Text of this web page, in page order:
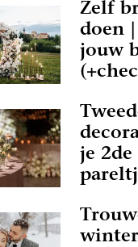
Zelf
doen
jouw
je 2de